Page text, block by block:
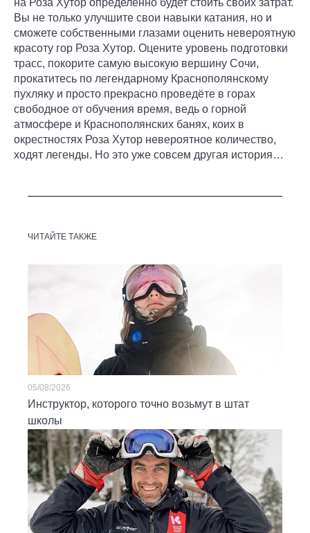
Вы не только улучшите свои навыки катания, но и
сможете собственными глазами оценить невероятную
красоту гор Роза Хутор. Оцените уровень подготовки
трасс, покорите самую высокую вершину Сочи,
прокатитесь по легендарному Краснополянскому
пухляку и просто прекрасно проведёте в горах
свободное от обучения время, ведь о горной
атмосфере и Краснополянских банях, коих в
окрестностях Роза Хутор невероятное количество,
ходят легенды. Но это уже совсем другая история…
ЧИТАЙТЕ ТАКЖЕ
Инструктор, которого точно возьмут в штат
школы
05/08/2026